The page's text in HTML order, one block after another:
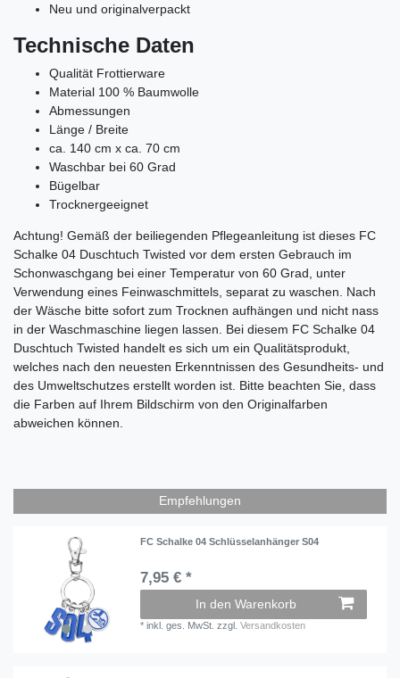
Neu und originalverpackt
Technische Daten
Qualität Frottierware
Material 100 % Baumwolle
Abmessungen
Länge / Breite
ca. 140 cm x ca. 70 cm
Waschbar bei 60 Grad
Bügelbar
Trocknergeeignet
Achtung! Gemäß der beiliegenden Pflegeanleitung ist dieses FC
Schalke 04 Duschtuch Twisted vor dem ersten Gebrauch im
Schonwaschgang bei einer Temperatur von 60 Grad, unter
Verwendung eines Feinwaschmittels, separat zu waschen. Nach
der Wäsche bitte sofort zum Trocknen aufhängen und nicht nass
in der Waschmaschine liegen lassen. Bei diesem FC Schalke 04
Duschtuch Twisted handelt es sich um ein Qualitätsprodukt,
welches nach den neuesten Erkenntnissen des Gesundheits- und
des Umweltschutzes erstellt worden ist. Bitte beachten Sie, dass
die Farben auf Ihrem Bildschirm von den Originalfarben
abweichen können.
Empfehlungen
FC Schalke 04 Schlüsselanhänger S04
7,95 € *
In den Warenkorb
*inkl. ges. MwSt. zzgl.Versandkosten